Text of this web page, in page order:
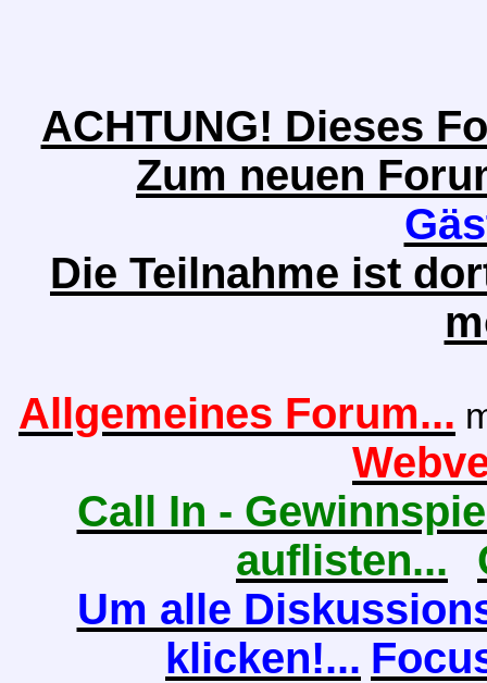
ACHTUNG! Dieses
Zum neuen
Die Teilnahme ist
Allgemeines Forum...
Call In -
auflisten...
Um alle
klicken!...